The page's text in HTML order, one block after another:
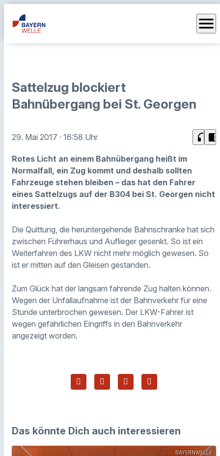
menu
Sattelzug blockiert
Bahnübergang bei St. Georgen
29. Mai 2017 · 16:58 Uhr headphones chrome_reader_mode
Rotes Licht an einem Bahnübergang heißt im
Normalfall, ein Zug kommt und deshalb sollten
Fahrzeuge stehen bleiben – das hat den Fahrer
eines Sattelzugs auf der B304 bei St. Georgen nicht
interessiert.
Die Quittung, die heruntergehende Bahnschranke hat sich
zwischen Führerhaus und Auflieger gesenkt. So ist ein
Weiterfahren des LKW nicht mehr möglich gewesen. So
ist er mitten auf den Gleisen gestanden.
Zum Glück hat der langsam fahrende Zug halten können.
Wegen der Unfallaufnahme ist der Bahnverkehr für eine
Stunde unterbrochen gewesen. Der LKW-Fahrer ist
wegen gefährlichen Eingriffs in den Bahnverkehr
angezeigt worden.
Das könnte Dich auch interessieren
BAYERNWELLE